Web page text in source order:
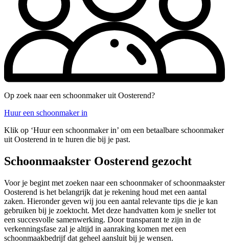
Op zoek naar een schoonmaker uit Oosterend?
Huur een schoonmaker in
Klik op ‘Huur een schoonmaker in’ om een betaalbare schoonmaker
uit Oosterend in te huren die bij je past.
Schoonmaakster Oosterend gezocht
Voor je begint met zoeken naar een schoonmaker of schoonmaakster
Oosterend is het belangrijk dat je rekening houd met een aantal
zaken. Hieronder geven wij jou een aantal relevante tips die je kan
gebruiken bij je zoektocht. Met deze handvatten kom je sneller tot
een succesvolle samenwerking. Door transparant te zijn in de
verkenningsfase zal je altijd in aanraking komen met een
schoonmaakbedrijf dat geheel aansluit bij je wensen.